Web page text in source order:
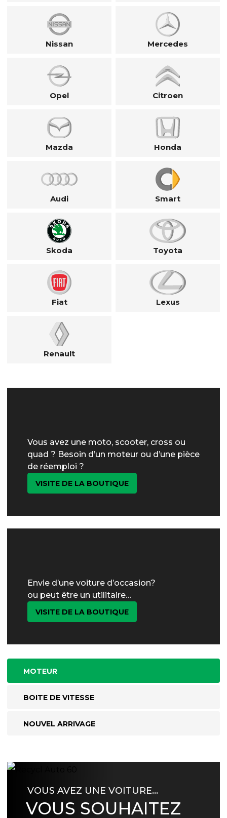
Nissan Mercedes
Opel Citroen
Mazda Honda
Audi Smart
Skoda Toyota
Fiat Lexus
Renault
Vous avez une moto, scooter, cross ou
quad ? Besoin d’un moteur ou d’une pièce
de réemploi ?
VISITE DE LA BOUTIQUE
Envie d’une voiture d’occasion?
ou peut être un utilitaire…
VISITE DE LA BOUTIQUE
MOTEUR
BOITE DE VITESSE
NOUVEL ARRIVAGE
VOUS AVEZ UNE VOITURE…
VOUS SOUHAITEZ